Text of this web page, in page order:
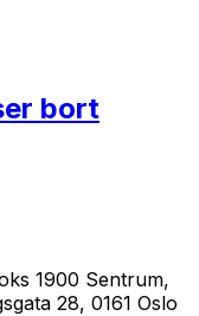
bort
1900 Sentrum,
28, 0161 Oslo